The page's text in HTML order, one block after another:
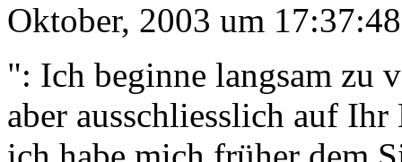
Oktober, 2003 um
": Ich beginne langsam zu
aber ausschliesslich auf